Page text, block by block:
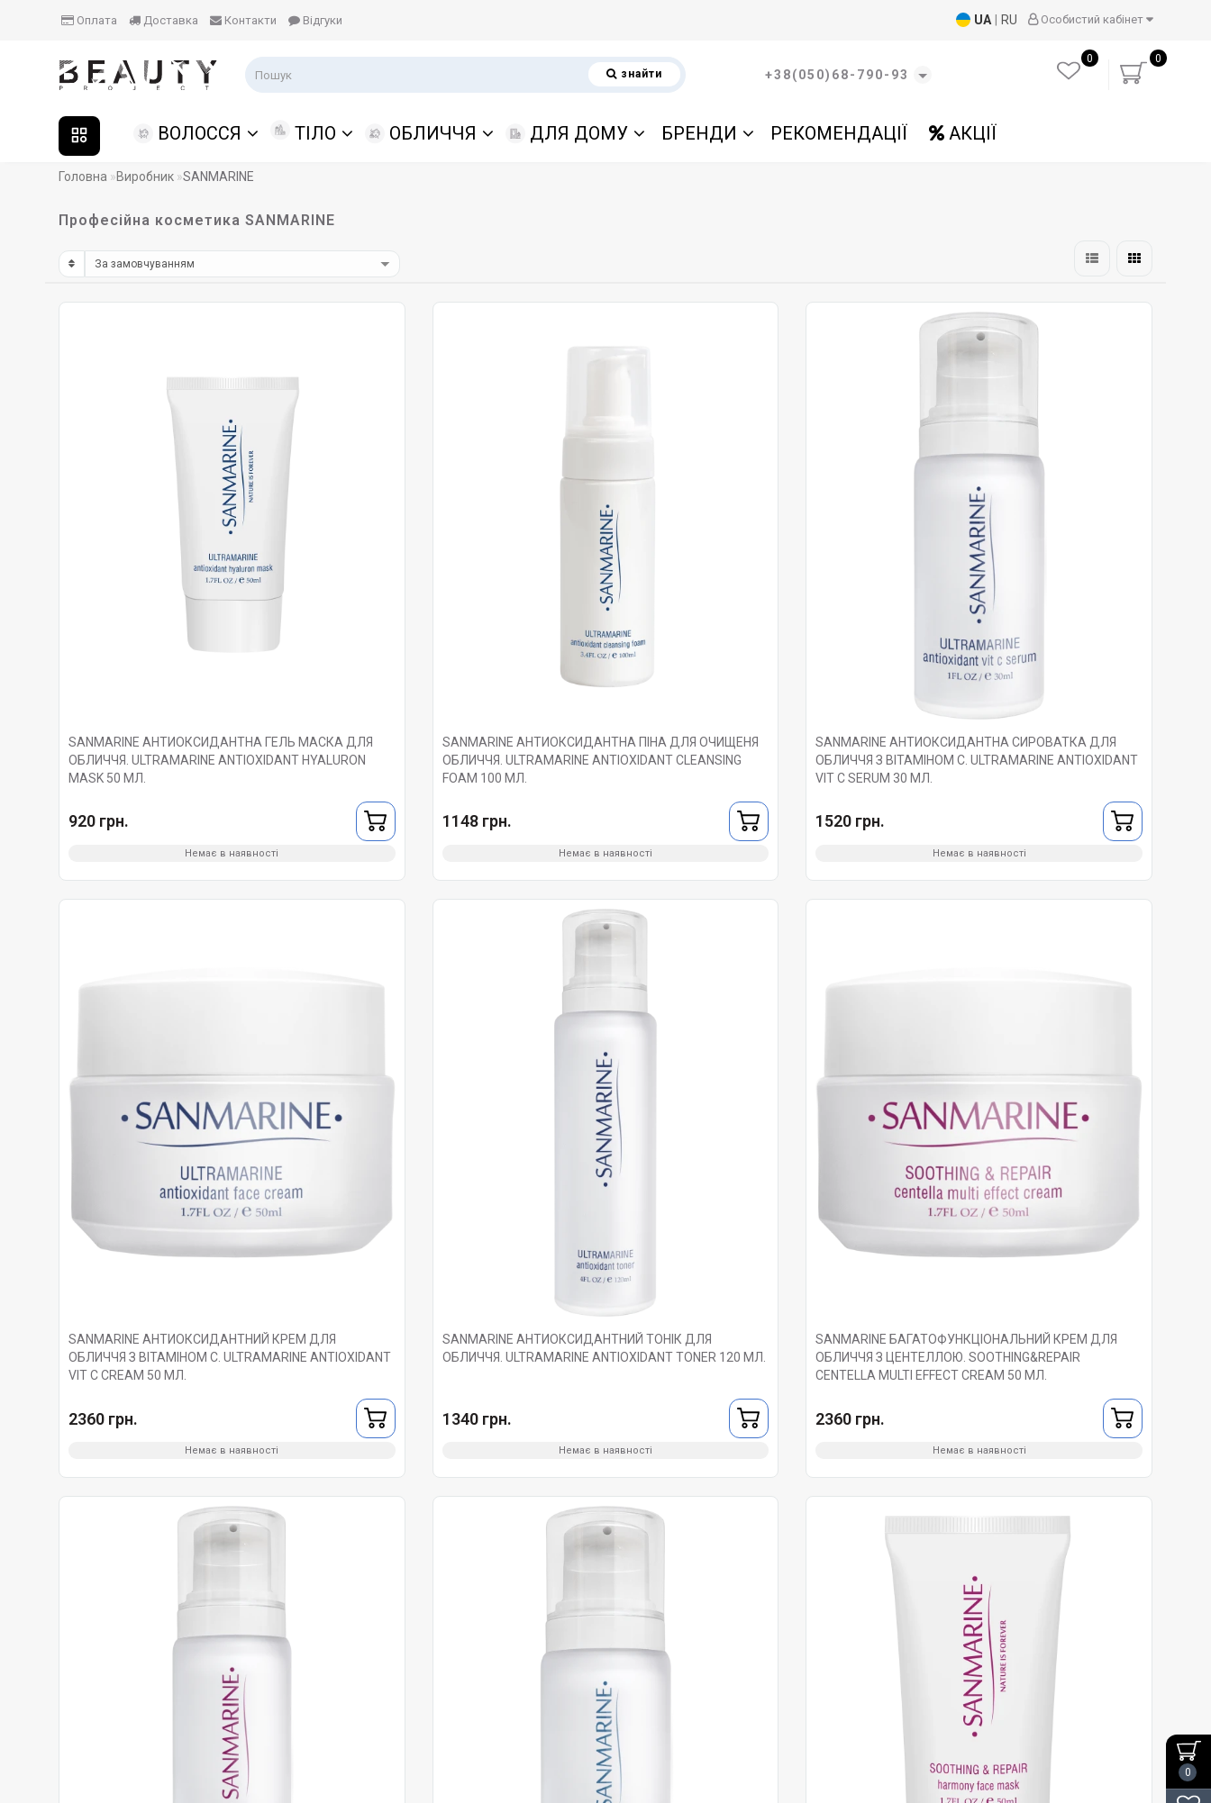
0
Особистий кабінет
UA RU
Оплата Доставка Контакти Відгуки
знайти +38(050)68-790-93
0
0
ВОЛОССЯ ТІЛО ОБЛИЧЧЯ ДЛЯ ДОМУ БРЕНДИ РЕКОМЕНДАЦІЇ АКЦІЇ
Головна Виробник SANMARINE
Професійна косметика SANMARINE
SANMARINE АНТИОКСИДАНТНА ГЕЛЬ МАСКА ДЛЯ
ОБЛИЧЧЯ. ULTRAMARINE ANTIOXIDANT HYALURON
MASK 50 МЛ.
920 грн.
Немає в наявності
SANMARINE АНТИОКСИДАНТНА ПІНА ДЛЯ ОЧИЩЕНЯ
ОБЛИЧЧЯ. ULTRAMARINE ANTIOXIDANT CLEANSING
FOAM 100 МЛ.
1148 грн.
Немає в наявності
SANMARINE АНТИОКСИДАНТНА СИРОВАТКА ДЛЯ
ОБЛИЧЧЯ З ВІТАМІНОМ С. ULTRAMARINE ANTIOXIDANT
VIT C SERUM 30 МЛ.
1520 грн.
Немає в наявності
SANMARINE АНТИОКСИДАНТНИЙ КРЕМ ДЛЯ
ОБЛИЧЧЯ З ВІТАМІНОМ С. ULTRAMARINE ANTIOXIDANT
VIT C CREAM 50 МЛ.
2360 грн.
Немає в наявності
SANMARINE АНТИОКСИДАНТНИЙ ТОНІК ДЛЯ
ОБЛИЧЧЯ. ULTRAMARINE ANTIOXIDANT TONER 120 МЛ.
1340 грн.
Немає в наявності
SANMARINE БАГАТОФУНКЦІОНАЛЬНИЙ КРЕМ ДЛЯ
ОБЛИЧЧЯ З ЦЕНТЕЛЛОЮ. SOOTHING&REPAIR
CENTELLA MULTI EFFECT CREAM 50 МЛ.
2360 грн.
Немає в наявності